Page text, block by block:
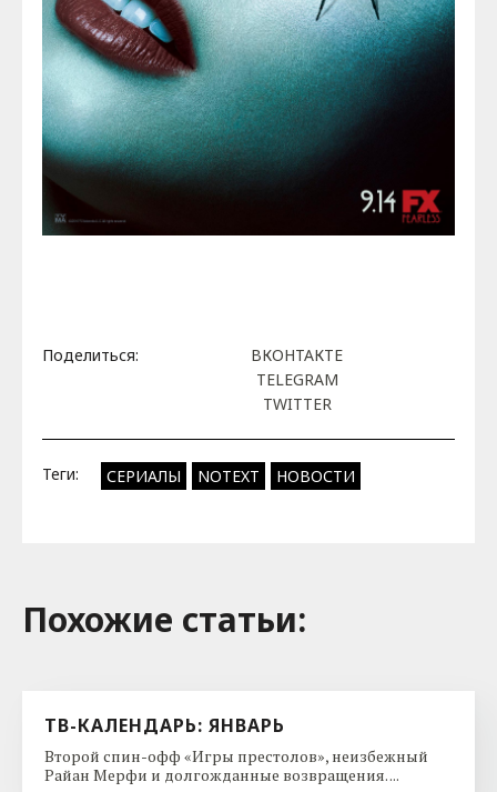
Поделиться:
ВКОНТАКТЕ
TELEGRAM
TWITTER
Теги: СЕРИАЛЫ NOTEXT НОВОСТИ
Похожие cтатьи:
ТВ-КАЛЕНДАРЬ: ЯНВАРЬ
Второй спин-офф «Игры престолов», неизбежный
Райан Мерфи и долгожданные возвращения. ...